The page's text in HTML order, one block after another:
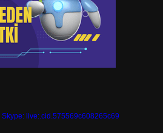
Skype: live:.cid.575569c608265c69